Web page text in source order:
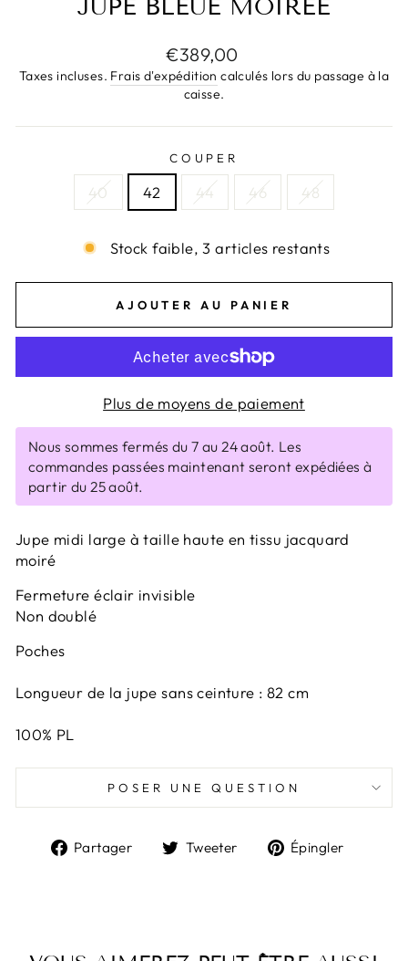
JUPE BLEUE MOIRÉE
Prix
régulier
€389,00
Taxes incluses. Frais d'expédition calculés lors du passage à la
caisse.
COUPER
40 42 44 46 48
Stock faible, 3 articles restants
AJOUTER AU PANIER
Plus de moyens de paiement
Nous sommes fermés du 7 au 24 août. Les
commandes passées maintenant seront expédiées à
partir du 25 août.
Jupe midi large à taille haute en tissu jacquard
moiré
Fermeture éclair invisible
Non doublé
Poches
Longueur de la jupe sans ceinture : 82 cm
100% PL
POSER UNE QUESTION
Partager
PartagerTweeter
TweeterÉpingler